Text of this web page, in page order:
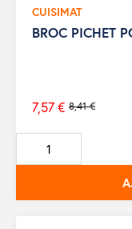
CUISIMAT
BROC PICHET
Prix
de
base
8,41 €
7,57 €